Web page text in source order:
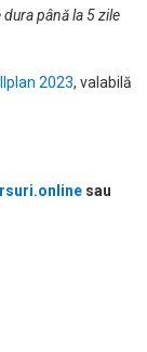
dura până la 5 zile
2023, valabilă
sau